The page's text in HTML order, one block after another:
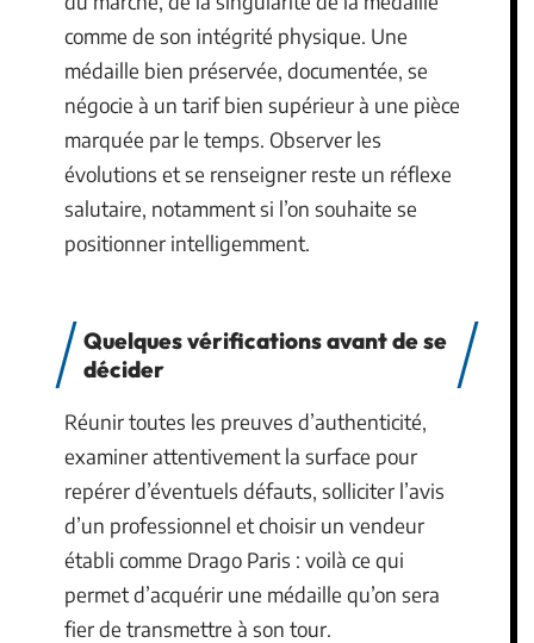
comme de son intégrité physique. Une
médaille bien préservée, documentée, se
négocie à un tarif bien supérieur à une pièce
marquée par le temps. Observer les
évolutions et se renseigner reste un réflexe
salutaire, notamment si l’on souhaite se
positionner intelligemment.
Quelques vérifications avant de se
décider
Réunir toutes les preuves d’authenticité,
examiner attentivement la surface pour
repérer d’éventuels défauts, solliciter l’avis
d’un professionnel et choisir un vendeur
établi comme Drago Paris : voilà ce qui
permet d’acquérir une médaille qu’on sera
fier de transmettre à son tour.